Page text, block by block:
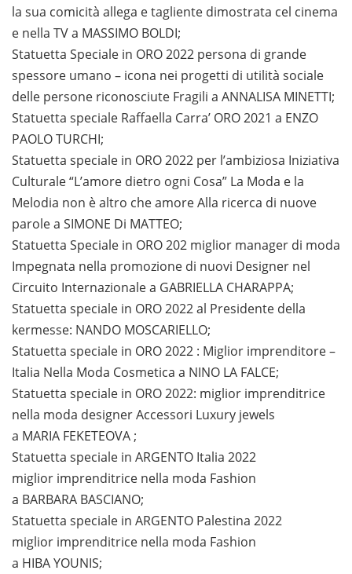
la sua comicità allega e tagliente dimostrata cel cinema
e nella TV a MASSIMO BOLDI;
Statuetta Speciale in ORO 2022 persona di grande
spessore umano – icona nei progetti di utilità sociale
delle persone riconosciute Fragili a ANNALISA MINETTI;
Statuetta speciale Raffaella Carra’ ORO 2021 a ENZO
PAOLO TURCHI;
Statuetta speciale in ORO 2022 per l’ambiziosa Iniziativa
Culturale “L’amore dietro ogni Cosa” La Moda e la
Melodia non è altro che amore Alla ricerca di nuove
parole a SIMONE Di MATTEO;
Statuetta Speciale in ORO 202 miglior manager di moda
Impegnata nella promozione di nuovi Designer nel
Circuito Internazionale a GABRIELLA CHARAPPA;
Statuetta speciale in ORO 2022 al Presidente della
kermesse: NANDO MOSCARIELLO;
Statuetta speciale in ORO 2022 : Miglior imprenditore –
Italia Nella Moda Cosmetica a NINO LA FALCE;
Statuetta speciale in ORO 2022: miglior imprenditrice
nella moda designer Accessori Luxury jewels
a MARIA FEKETEOVA ;
Statuetta speciale in ARGENTO Italia 2022
miglior imprenditrice nella moda Fashion
a BARBARA BASCIANO;
Statuetta speciale in ARGENTO Palestina 2022
miglior imprenditrice nella moda Fashion
a HIBA YOUNIS;